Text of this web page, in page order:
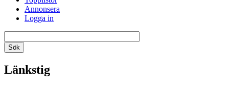
Annonsera
Logga in
Länkstig